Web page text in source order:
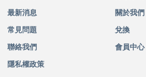
最新消息 關於我們
常見問題 兌換
聯絡我們 會員中心
隱私權政策